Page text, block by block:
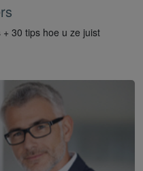
30 tips hoe u ze juist